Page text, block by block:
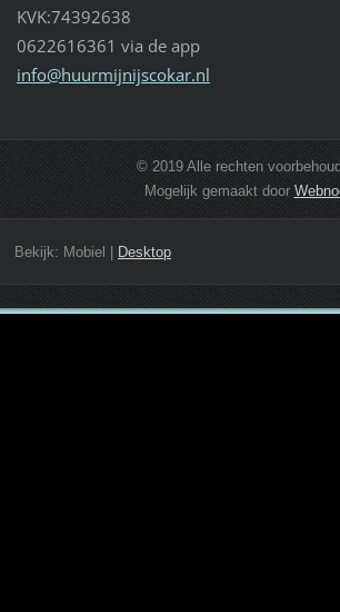
KVK:74392638
0622616361 via de app
info@huurmijnijscokar.nl
© 2019 Alle rechten
Mogelijk gemaakt door
Bekijk: Mobiel Desktop